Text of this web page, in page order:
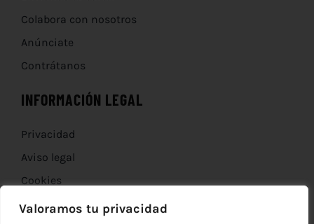
Valoramos tu privacidad
Colabora con nosotros
Anúnciate
Contrátanos
INFORMACIÓN LEGAL
Privacidad
Aviso legal
Cookies
Devoluciones